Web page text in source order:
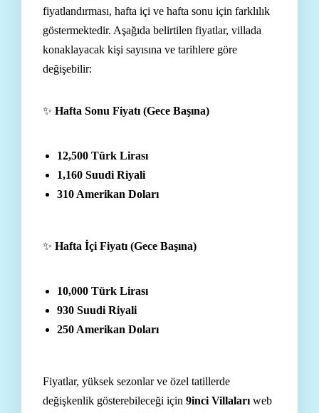
fiyatlandırması, hafta içi ve hafta sonu için farklılık
göstermektedir. Aşağıda belirtilen fiyatlar, villada
konaklayacak kişi sayısına ve tarihlere göre
değişebilir:
✨ Hafta Sonu Fiyatı (Gece Başına)
12,500 Türk Lirası
1,160 Suudi Riyali
310 Amerikan Doları
✨ Hafta İçi Fiyatı (Gece Başına)
10,000 Türk Lirası
930 Suudi Riyali
250 Amerikan Doları
Fiyatlar, yüksek sezonlar ve özel tatillerde
değişkenlik gösterebileceği için 9inci Villaları web